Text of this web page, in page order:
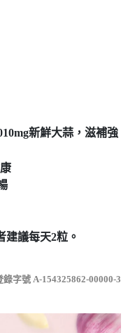
新鮮大蒜，滋補強
建議每天2粒。
字號 A-154325862-00000-3